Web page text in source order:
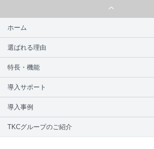
ホーム
選ばれる理由
特長・機能
導入サポート
導入事例
TKCグループのご紹介